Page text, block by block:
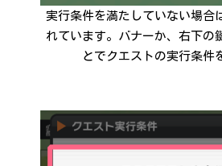
実行条件を満たしていない場合
れています。バナーか、右下の
とでクエストの実行条件